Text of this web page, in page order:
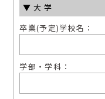
▼⼤学
卒業(予定)学校名：
学部・学科：